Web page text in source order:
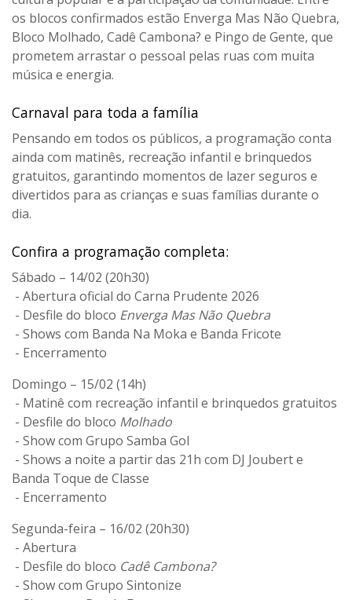
os blocos confirmados estão Enverga Mas Não Quebra,
Bloco Molhado, Cadê Cambona? e Pingo de Gente, que
prometem arrastar o pessoal pelas ruas com muita
música e energia.
Carnaval para toda a família
Pensando em todos os públicos, a programação conta
ainda com matinês, recreação infantil e brinquedos
gratuitos, garantindo momentos de lazer seguros e
divertidos para as crianças e suas famílias durante o
dia.
Confira a programação completa:
Sábado – 14/02 (20h30)
- Abertura oficial do Carna Prudente 2026
- Desfile do bloco Enverga Mas Não Quebra
- Shows com Banda Na Moka e Banda Fricote
- Encerramento
Domingo – 15/02 (14h)
- Matinê com recreação infantil e brinquedos gratuitos
- Desfile do bloco Molhado
- Show com Grupo Samba Gol
- Shows a noite a partir das 21h com DJ Jouberte
Banda Toque de Classe
- Encerramento
Segunda-feira – 16/02 (20h30)
- Abertura
- Desfile do bloco Cadê Cambona?
- Show com Grupo Sintonize